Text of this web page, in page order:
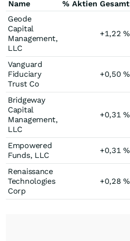
Name % Aktien Gesamt
Geode
Capital
Management,
LLC
+1,22%
Vanguard
Fiduciary
Trust Co
+0,50%
Bridgeway
Capital
Management,
LLC
+0,31%
Empowered
Funds, LLC
+0,31%
Renaissance
Technologies
Corp
+0,28%